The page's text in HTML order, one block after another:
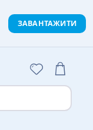
ЗАВАНТАЖИТИ